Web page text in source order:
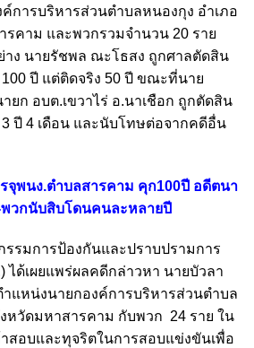
การบริหารส่วนตำบลหนองกุง อำเภอ
รคาม และพวกรวมจำนวน 20 ราย
าง นายรัชพล ณะโธสง ถูกศาลตัดสิน
100 ปี แต่ติดจริง 50 ปี ขณะที่นาย
ก อบต.เขวาไร่ อ.นาเชือก ถูกตัดสิน
3 ปี 4 เดือน และนับโทษต่อจากคดีอื่น
จุพนง.ตำบลสารคาม คุก100ปี อดีตนา
วกนับสิบโดนคนละหลายปี
รมการป้องกันและปราบปรามการ
ได้เผยแพร่ผลคดีกล่าวหา นายบัวลา
ำแหน่งนายกองค์การบริหารส่วนตำบล
หวัดมหาสารคาม กับพวก 24 ราย ใน
าสอบและทุจริตในการสอบแข่งขันเพื่อ